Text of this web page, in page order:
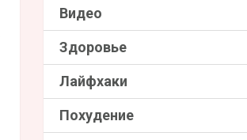
Видео
Здоровье
Лайфхаки
Похудение